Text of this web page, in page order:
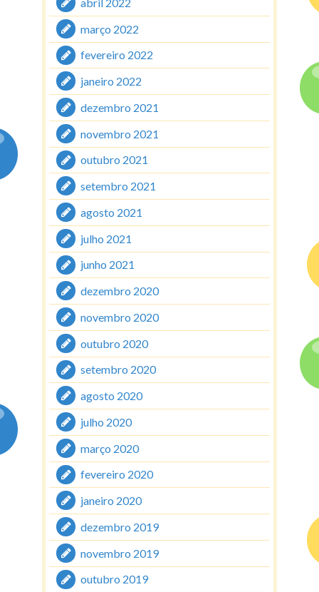
março 2022
fevereiro 2022
janeiro 2022
dezembro 2021
novembro 2021
outubro 2021
setembro 2021
agosto 2021
julho 2021
junho 2021
dezembro 2020
novembro 2020
outubro 2020
setembro 2020
agosto 2020
julho 2020
março 2020
fevereiro 2020
janeiro 2020
dezembro 2019
novembro 2019
outubro 2019